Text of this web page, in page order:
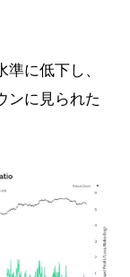
に低下し、
ンに見られた